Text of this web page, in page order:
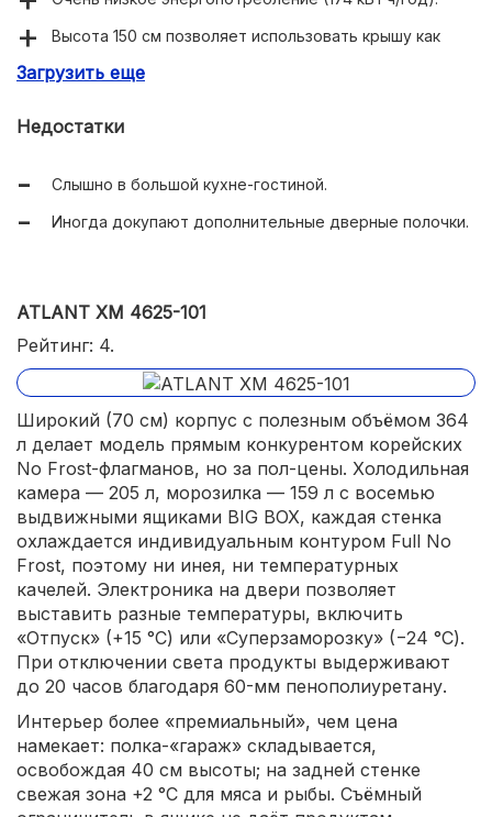
Высота 150 см позволяет использовать крышу как
Загрузить еще
Недостатки
Слышно в большой кухне-гостиной.
Иногда докупают дополнительные дверные полочки.
ATLANT ХМ 4625-101
Рейтинг: 4.
Широкий (70 см) корпус с полезным объёмом 364
л делает модель прямым конкурентом корейских
No Frost-флагманов, но за пол-цены. Холодильная
камера — 205 л, морозилка — 159 л с восемью
выдвижными ящиками BIG BOX, каждая стенка
охлаждается индивидуальным контуром Full No
Frost, поэтому ни инея, ни температурных
качелей. Электроника на двери позволяет
выставить разные температуры, включить
«Отпуск» (+15 °С) или «Суперзаморозку» (−24 °С).
При отключении света продукты выдерживают
до 20 часов благодаря 60-мм пенополиуретану.
Интерьер более «премиальный», чем цена
намекает: полка-«гараж» складывается,
освобождая 40 см высоты; на задней стенке
свежая зона +2 °С для мяса и рыбы. Съёмный